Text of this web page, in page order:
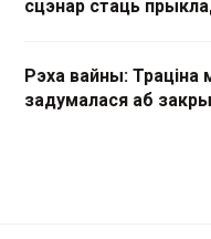
сцэнар стаць
Рэха вайны: Траціна
задумалася аб